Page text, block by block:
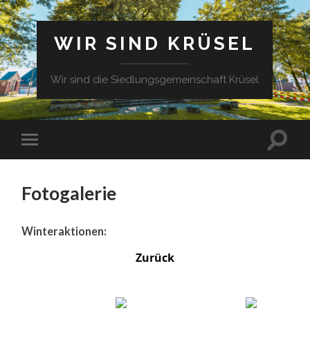
WIR SIND KRÜSEL
Wir sind die Siedlungsgemeinschaft Krüsel
Fotogalerie
Winteraktionen:
Zurück